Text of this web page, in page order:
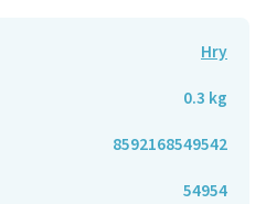
Hry
0.3 kg
8592168549542
54954